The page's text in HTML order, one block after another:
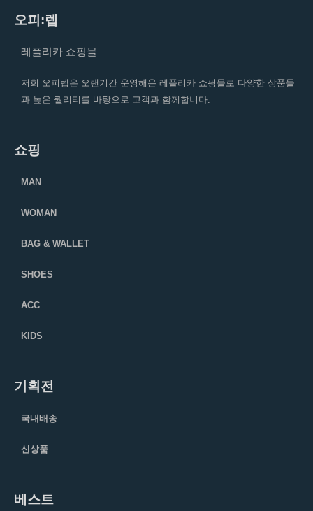
오피:렙
레플리카 쇼핑몰
저희 오피렙은 오랜기간 운영해온 레플리카 쇼핑몰로 다양한 상품들
과 높은 퀄리티를 바탕으로 고객과 함께합니다.
쇼핑
MAN
WOMAN
BAG & WALLET
SHOES
ACC
KIDS
기획전
국내배송
신상품
베스트